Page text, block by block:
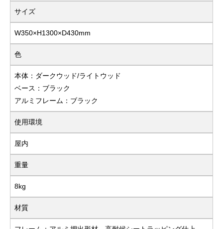
サイズ
W350×H1300×D430mm
色
本体：ダークウッド/ライトウッド
ベース：ブラック
アルミフレーム：ブラック
使用環境
屋内
重量
8kg
材質